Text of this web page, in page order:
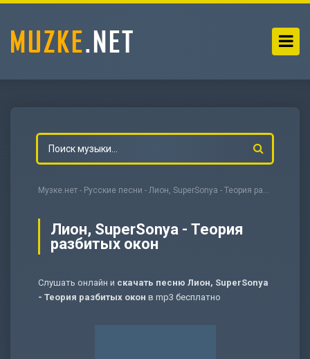
Музке.нет - Русские песни - Лион, SuperSonya - Теория разбитых окон
Лион, SuperSonya - Теория
разбитых окон
Слушать онлайн и скачать песню Лион, SuperSonya
- Теория разбитых окон в mp3 бесплатно